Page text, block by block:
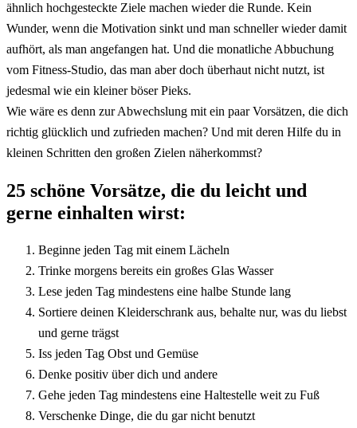
ähnlich hochgesteckte Ziele machen wieder die Runde. Kein
Wunder, wenn die Motivation sinkt und man schneller wieder damit
aufhört, als man angefangen hat. Und die monatliche Abbuchung
vom Fitness-Studio, das man aber doch überhaut nicht nutzt, ist
jedesmal wie ein kleiner böser Pieks.
Wie wäre es denn zur Abwechslung mit ein paar Vorsätzen, die dich
richtig glücklich und zufrieden machen? Und mit deren Hilfe du in
kleinen Schritten den großen Zielen näherkommst?
25 schöne Vorsätze, die du leicht und
gerne einhalten wirst:
Beginne jeden Tag mit einem Lächeln
Trinke morgens bereits ein großes Glas Wasser
Lese jeden Tag mindestens eine halbe Stunde lang
Sortiere deinen Kleiderschrank aus, behalte nur, was du liebst
und gerne trägst
Iss jeden Tag Obst und Gemüse
Denke positiv über dich und andere
Gehe jeden Tag mindestens eine Haltestelle weit zu Fuß
Verschenke Dinge, die du gar nicht benutzt